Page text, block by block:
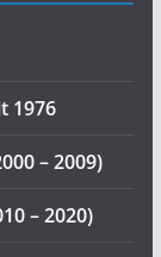
1976
– 2009)
– 2020)